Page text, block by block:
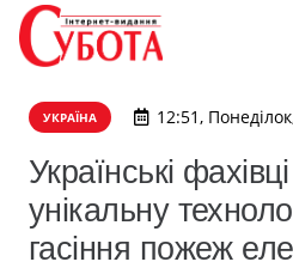
УКРАЇНА 12:51,
Українські
унікальну
гасіння пожеж